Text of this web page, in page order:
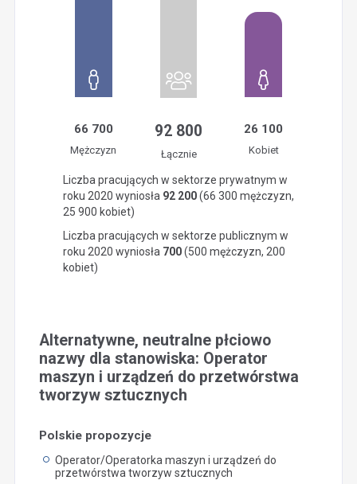
66 700
Mężczyzn
92 800
Łącznie
26 100
Kobiet
Liczba pracujących w sektorze prywatnym w
roku 2020 wyniosła 92 200(66 300 mężczyzn,
25 900 kobiet)
Liczba pracujących w sektorze publicznym w
roku 2020 wyniosła 700(500 mężczyzn, 200
kobiet)
Alternatywne, neutralne płciowo
nazwy dla stanowiska: Operator
maszyn i urządzeń do przetwórstwa
tworzyw sztucznych
Polskie propozycje
Operator/Operatorka maszyn i urządzeń do
przetwórstwa tworzyw sztucznych